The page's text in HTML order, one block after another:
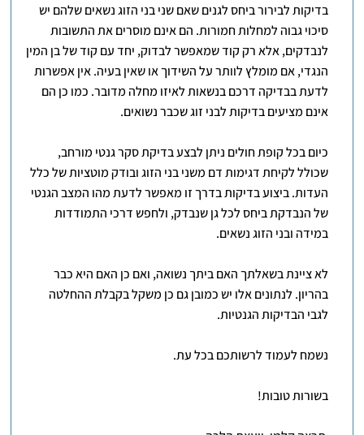
בדיקות לבירור ביחס לגנים שאם שני בני הזוג נשאים שלהם יש
סיכוי גבוה למחלות חמורות. הם אינם מוסרים את התשובות
לנבדקים, אלא רק קוד שמאפשר לבדוק, יחד עם קוד של בן המין
הנגדי, אם מומלץ לוותר על השידוך או שאין בעיה. אין אפשרות
לדעת בבדיקה דרכם בנשאות לאיזו מחלה מדובר. כמו כן הם
אינם מציעים בדיקות לבני זוג שכבר נשואים.
כיום בכל קופת חולים ניתן לבצע בדיקת סקר גנטי מורחב,
שכולל לקיחת דגימות דם משני בני הזוג ובודק מוטציות של כלל
העדות. ביצוע בדיקות בדרך זו מאפשר לדעת מהו המצב הגנטי
של הנבדקת ביחס לכל גן שנבדק, ולחפש דרכי התמודדות
במידה ובני הזוג נשאים.
לא ציינת בשאלתך האם ביתך נשואה, ואם כן האם היא כבר
בהריון. לנתונים אלו יש כמובן גם כן משקל בקבלת ההחלטה
לגבי הבדיקות הגנטיות.
נשמח לעמוד לרשותכם בכל עת.
בשורות טובות!